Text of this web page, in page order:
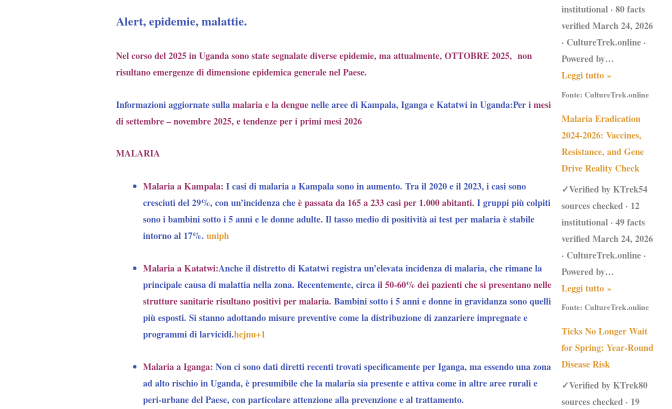
Alert, epidemie, malattie.
Nel corso del 2025 in Uganda sono state segnalate diverse epidemie, ma attualmente, OTTOBRE 2025, non
risultano emergenze di dimensione epidemica generale nel Paese.
Informazioni aggiornate sullamalaria e la denguenelle aree di Kampala, Iganga e Katatwi in Uganda:Per imesi
di settembre – novembre 2025, e tendenze per i primi mesi 2026
MALARIA
Malaria a Kampala: I casi di malaria a Kampala sono in aumento. Tra il 2020 e il 2023, i casi sono
cresciuti del 29%, con un’incidenza cheè passata da 165 a 233 casi per 1.000 abitanti. I gruppi più colpiti
sono i bambini sotto i 5 anni e le donne adulte. Il tasso medio di positività ai test per malaria è stabile
intorno al 17%. uniph
Malaria a Katatwi:Anche il distretto di Katatwi registra un’elevata incidenza di malaria, che rimane la
principale causa di malattia nella zona. Recentemente, circa il 50-60% dei pazienti che si presentano nelle
strutture sanitarie risultano positivi per malaria. Bambini sotto i 5 anni e donne in gravidanza sono quelli
più esposti. Si stanno adottando misure preventive come la distribuzione di zanzariere impregnate e
programmi di larvicidi.hejnu+1
Malaria a Iganga: Non ci sono dati diretti recenti trovati specificamente per Iganga, ma essendo una zona
ad alto rischio in Uganda, è presumibile che la malaria sia presente e attiva come in altre aree rurali e
peri-urbane del Paese, con particolare attenzione alla prevenzione e al trattamento.
institutional · 80 facts
verified March 24, 2026
· CultureTrek.online ·
Powered by…
Leggi tutto »
Fonte:CultureTrek.online
Malaria Eradication
2024-2026: Vaccines,
Resistance, and Gene
Drive Reality Check
✓Verified by KTrek54
sources checked · 12
institutional · 49 facts
verified March 24, 2026
· CultureTrek.online ·
Powered by…
Leggi tutto »
Fonte:CultureTrek.online
Ticks No Longer Wait
for Spring: Year-Round
Disease Risk
✓Verified by KTrek80
sources checked · 19